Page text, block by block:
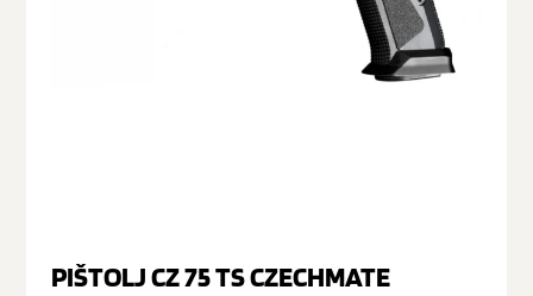
PIŠTOLJ CZ 75 TS CZECHMATE